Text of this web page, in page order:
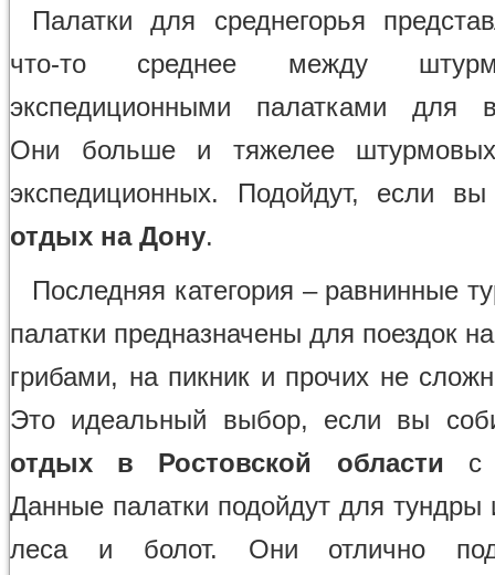
Палатки для среднегорья
что-то среднее между
экспедиционными палатками для
Они больше и тяжелее
экспедиционных. Подойдут, если вы
отдых на Дону.
Последняя категория – равнинные
палатки предназначены для поездок
грибами, на пикник и прочих не
Это идеальный выбор, если вы
отдых в Ростовской области с
Данные палатки подойдут для тундры
леса и болот. Они отлично